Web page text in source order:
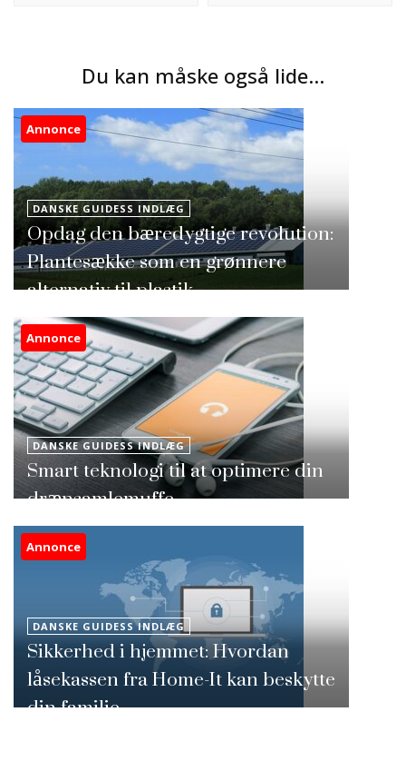
Du kan måske også lide...
Annonce
DANSKE GUIDESS INDLÆG
Opdag den bæredygtige revolution:
Plantesække som en grønnere
alternativ til plastik
Annonce
DANSKE GUIDESS INDLÆG
Smart teknologi til at optimere din
drænsamlemuffe
Annonce
DANSKE GUIDESS INDLÆG
Sikkerhed i hjemmet: Hvordan
låsekassen fra Home-It kan beskytte
din familie